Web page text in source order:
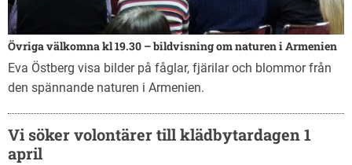
Övriga välkomna kl 19.30 – bildvisning om naturen i Armenien
Eva Östberg visa bilder på fåglar, fjärilar och blommor från
den spännande naturen i Armenien.
Vi söker volontärer till klädbytardagen 1
april